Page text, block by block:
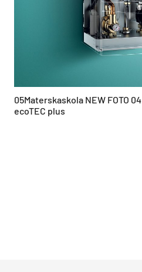
05Materskaskola NEW FOTO
ecoTEC plus